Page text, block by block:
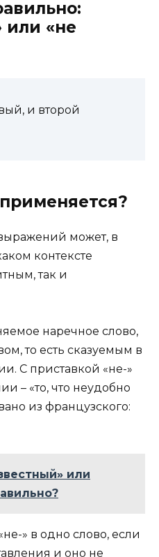
или «не
и второй
может, в
контексте
так и
наречное слово,
то есть сказуемым в
С приставкой «не-»
– «то, что неудобно
из французского:
или
» в одно слово, если
и оно не